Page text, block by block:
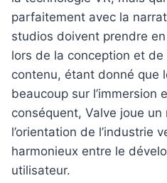
parfaitement avec la
studios doivent prendre
lors de la conception et de
contenu, étant donné que
beaucoup sur l’immersion
conséquent, Valve joue un
l’orientation de l’industrie
harmonieux entre le
utilisateur.